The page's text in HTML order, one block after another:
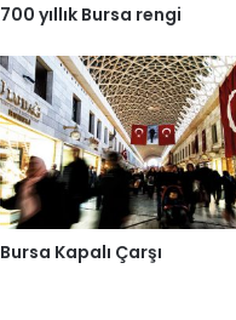
700 yıllık Bursa rengi
Bursa Kapalı Çarşı